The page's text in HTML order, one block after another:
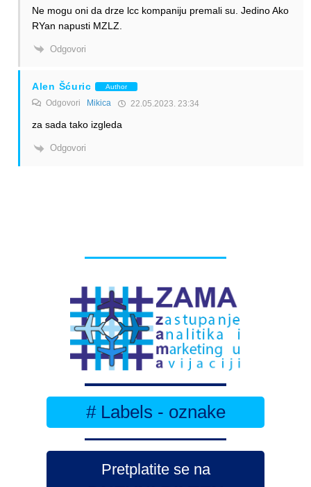
Ne mogu oni da drze lcc kompaniju premali su. Jedino Ako
RYan napusti MZLZ.
Odgovori
Alen Šćuric Author
Odgovori Mikica 22.05.2023. 23:34
za sada tako izgleda
Odgovori
# Labels - oznake
Pretplatite se na